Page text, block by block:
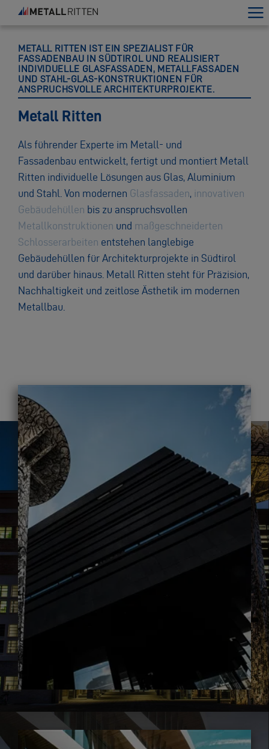
METALL RITTEN IST EIN SPEZIALIST FÜR
FASSADENBAU IN SÜDTIROL UND REALISIERT
INDIVIDUELLE GLASFASSADEN, METALLFASSADEN
UND STAHL-GLAS-KONSTRUKTIONEN FÜR
ANSPRUCHSVOLLE ARCHITEKTURPROJEKTE.
Metall Ritten
Als führender Experte im Metall- und
Fassadenbau entwickelt, fertigt und montiert Metall
Ritten individuelle Lösungen aus Glas, Aluminium
und Stahl. Von modernen Glasfassaden, innovativen
Gebäudehüllen bis zu anspruchsvollen
Metallkonstruktionen und maßgeschneiderten
Schlosserarbeiten entstehen langlebige
Gebäudehüllen für Architekturprojekte in Südtirol
und darüber hinaus. Metall Ritten steht für Präzision,
Nachhaltigkeit und zeitlose Ästhetik im modernen
Metallbau.